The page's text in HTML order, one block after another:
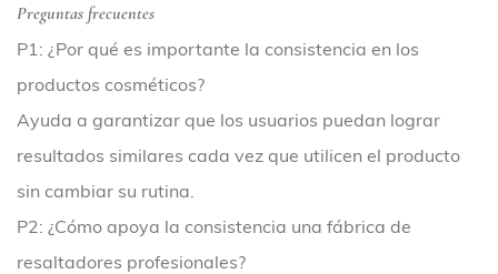
Preguntas frecuentes
P1: ¿Por qué es importante la consistencia en los
productos cosméticos?
Ayuda a garantizar que los usuarios puedan lograr
resultados similares cada vez que utilicen el producto
sin cambiar su rutina.
P2: ¿Cómo apoya la consistencia una fábrica de
resaltadores profesionales?